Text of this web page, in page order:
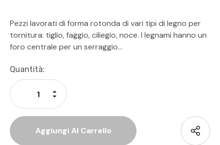
Pezzi lavorati di forma rotonda di vari tipi di legno per
tornitura: tiglio, faggio, ciliegio, noce. I legnami hanno un
foro centrale per un serraggio…
Disponibilità
Attuale:
Quantità:
Diminuisci La Quantità Di Undefined
Aumenta La Quantità Di Undefined